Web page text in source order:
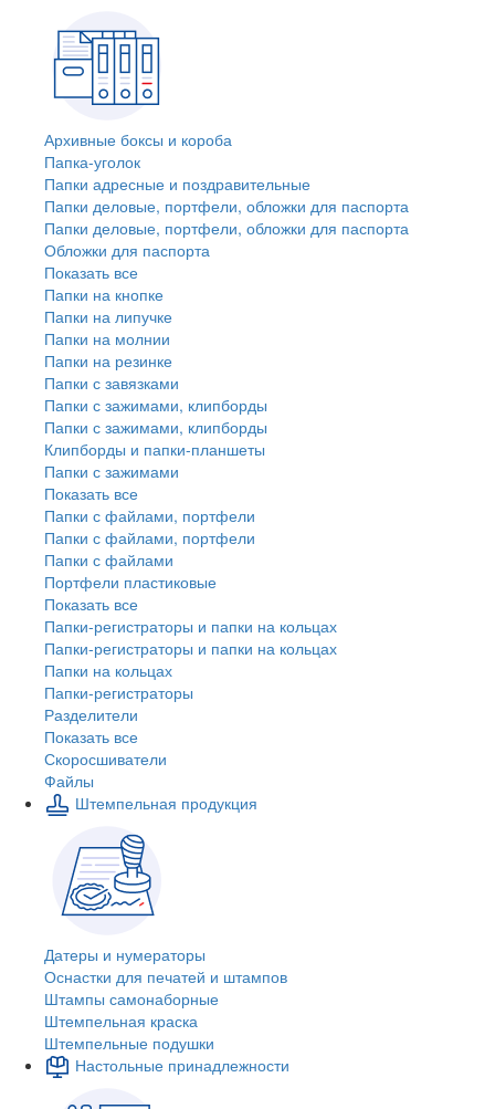
Архивные боксы и короба
Папка-уголок
Папки адресные и поздравительные
Папки деловые, портфели, обложки для паспорта
Папки деловые, портфели, обложки для паспорта
Обложки для паспорта
Показать все
Папки на кнопке
Папки на липучке
Папки на молнии
Папки на резинке
Папки с завязками
Папки с зажимами, клипборды
Папки с зажимами, клипборды
Клипборды и папки-планшеты
Папки с зажимами
Показать все
Папки с файлами, портфели
Папки с файлами, портфели
Папки с файлами
Портфели пластиковые
Показать все
Папки-регистраторы и папки на кольцах
Папки-регистраторы и папки на кольцах
Папки на кольцах
Папки-регистраторы
Разделители
Показать все
Скоросшиватели
Файлы
Штемпельная продукция
Датеры и нумераторы
Оснастки для печатей и штампов
Штампы самонаборные
Штемпельная краска
Штемпельные подушки
Настольные принадлежности